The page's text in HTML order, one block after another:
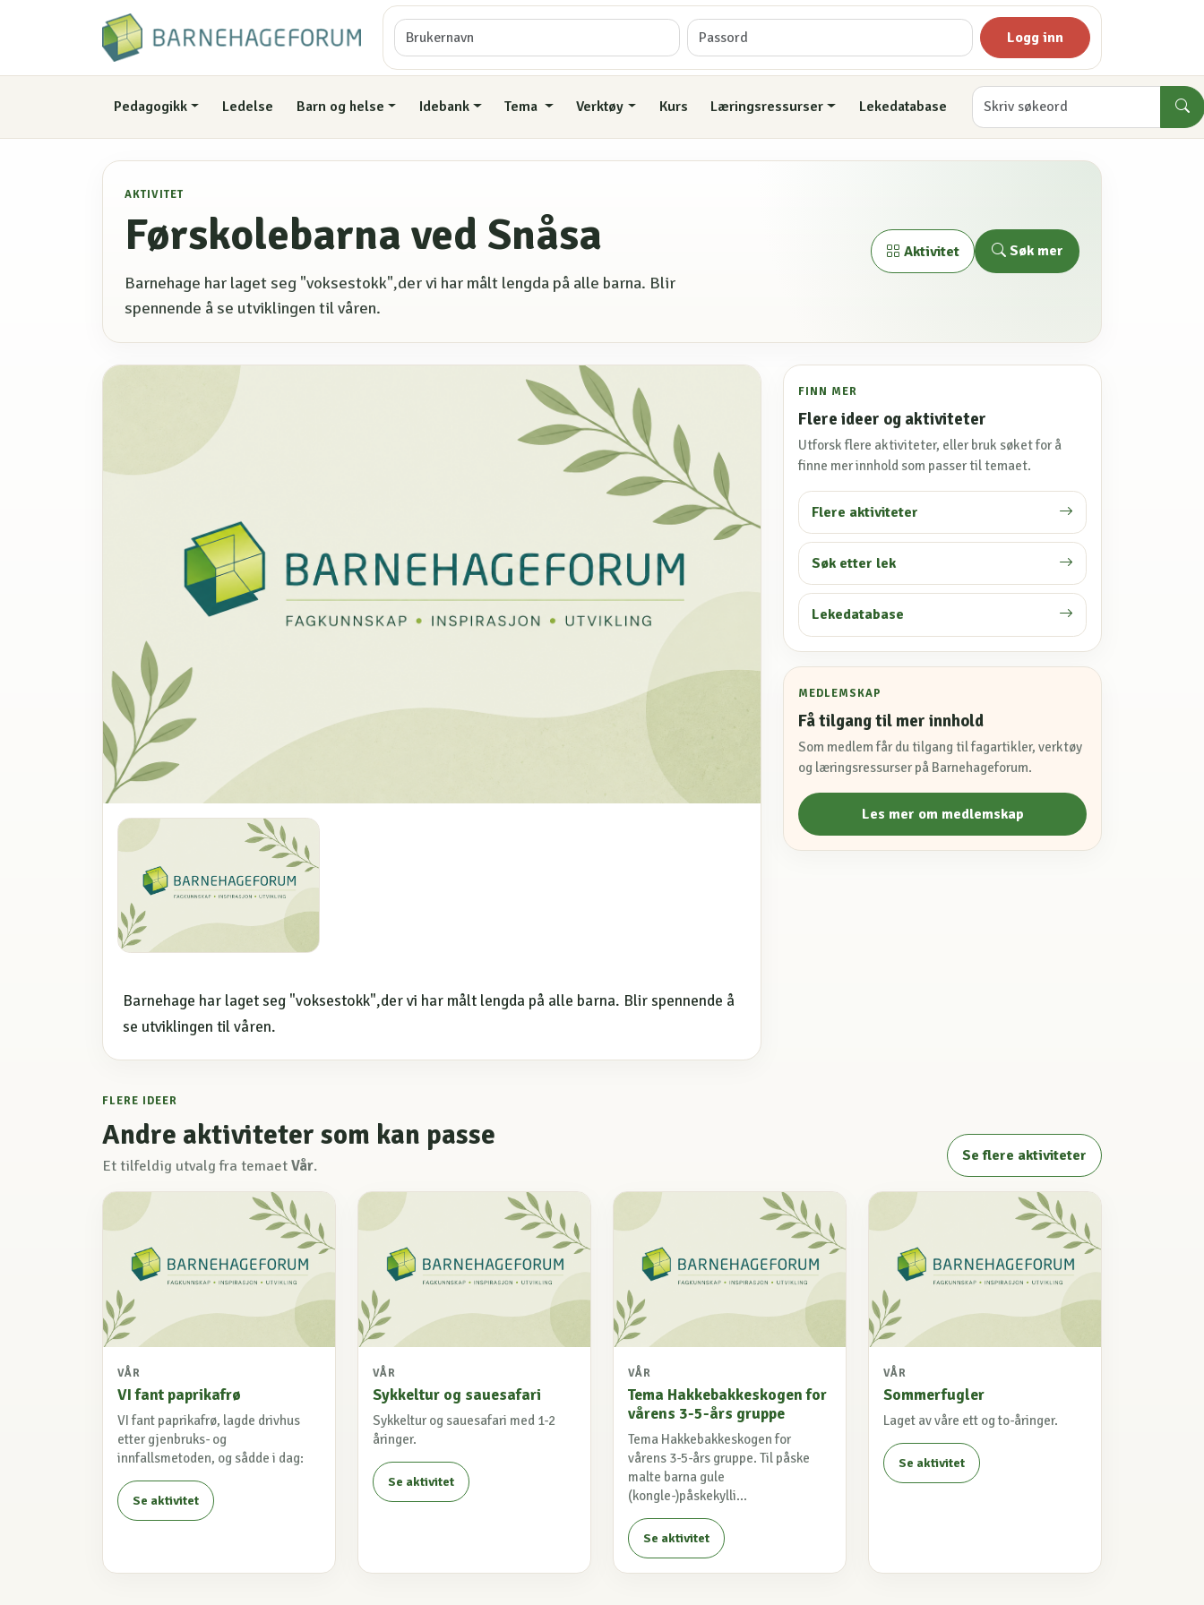
Logg inn
Pedagogikk Ledelse Barn og helse Idebank Tema Verktøy Kurs Læringsressurser Lekedatabase
AKTIVITET
Førskolebarna ved Snåsa
Barnehage har laget seg "voksestokk",der vi har målt lengda på alle barna. Blir
spennende å se utviklingen til våren.
Aktivitet Søk mer
Barnehage har laget seg "voksestokk",der vi har målt lengda på alle barna. Blir spennende å
se utviklingen til våren.
FINN MER
Flere ideer og aktiviteter
Utforsk flere aktiviteter, eller bruk søket for å
finne mer innhold som passer til temaet.
Flere aktiviteter
Søk etter lek
Lekedatabase
MEDLEMSKAP
Få tilgang til mer innhold
Som medlem får du tilgang til fagartikler, verktøy
og læringsressurser på Barnehageforum.
Les mer om medlemskap
FLERE IDEER
Andre aktiviteter som kan passe
Et tilfeldig utvalg fra temaet Vår.
Se flere aktiviteter
VÅR
VI fant paprikafrø
VI fant paprikafrø, lagde drivhus
etter gjenbruks- og
innfallsmetoden, og sådde i dag:
Se aktivitet
VÅR
Sykkeltur og sauesafari
Sykkeltur og sauesafari med 1-2
åringer.
Se aktivitet
VÅR
Tema Hakkebakkeskogen for
vårens 3-5-års gruppe
Tema Hakkebakkeskogen for
vårens 3-5-års gruppe. Til påske
malte barna gule
(kongle-)påskekylli...
Se aktivitet
VÅR
Sommerfugler
Laget av våre ett og to-åringer.
Se aktivitet